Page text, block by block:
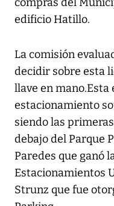
compras del
edificio Hatillo.
La comisión
decidir sobre esta
llave en mano.Esta
estacionamiento
siendo las
debajo del Parque
Paredes que ganó
Estacionamientos
Strunz que fue